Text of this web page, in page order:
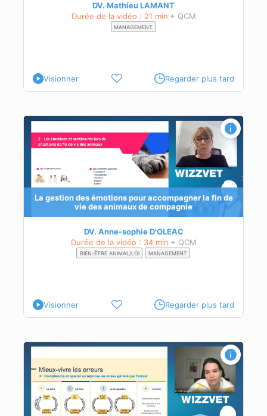
DV. Mathieu LAMANT
Durée de la vidéo : 21 min + QCM
MANAGEMENT
Visionner Regarder plus tard
La gestion des émotions pour accompagner la fin de
vie des animaux de compagnie
DV. Anne-sophie D'OLEAC
Durée de la vidéo : 34 min + QCM
BIEN-ÊTRE ANIMAL/LOI MANAGEMENT
Visionner Regarder plus tard